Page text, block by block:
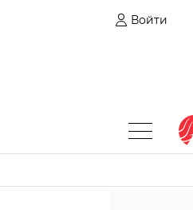
Войти